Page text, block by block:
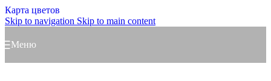
Карта цветов
Skip to navigation Skip to main content
Меню